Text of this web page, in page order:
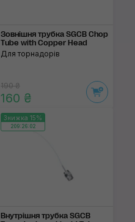
Зовнішня трубка SGCB Chop
Tube with Copper Head
Для торнадорів
190 ₴
160 ₴
Знижка 15%
209:26:02
Внутрішня трубка SGCB